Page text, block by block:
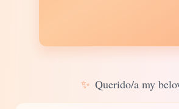
✨ Querido/a my